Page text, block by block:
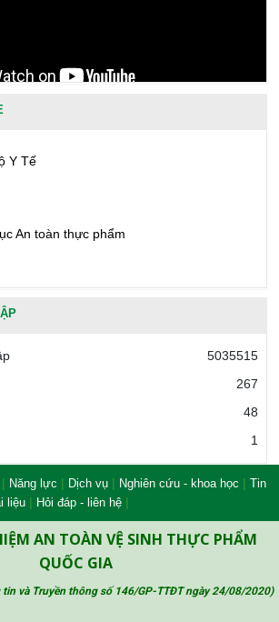
Y Tế
An toàn thực phẩm
phòng công nhận chất lượng
đoàn Y tế Việt Nam
Food for Growth Project (SAFEGRO)
5035515
267
48
1
| Năng lực | Dịch vụ | Nghiên cứu - khoa học | Tin
liệu | Hỏi đáp - liên hệ |
AN TOÀN VỆ SINH THỰC PHẨM
QUỐC GIA
tin và Truyền thông số 146/GP-TTĐT ngày 24/08/2020)